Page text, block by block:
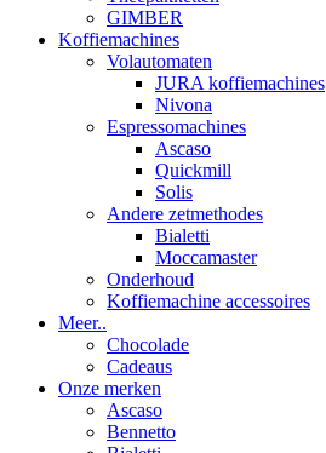
GIMBER
Koffiemachines
Volautomaten
JURA koffiemachines
Nivona
Espressomachines
Ascaso
Quickmill
Solis
Andere zetmethodes
Bialetti
Moccamaster
Onderhoud
Koffiemachine accessoires
Meer..
Chocolade
Cadeaus
Onze merken
Ascaso
Bennetto